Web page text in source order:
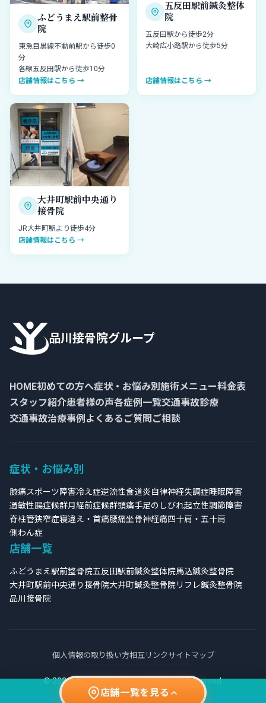
ふどうまえ駅前整骨
院
東急目黒線不動前駅から徒歩0
分
各線五反田駅から徒歩10分
店舗情報はこちら →
五反田駅前鍼灸整体
院
五反田駅から徒歩2分
大崎広小路駅から徒歩5分
店舗情報はこちら →
大井町駅前中央通り
接骨院
JR大井町駅より徒歩4分
店舗情報はこちら →
品川接骨院グループ
HOME初めての方へ症状・お悩み別 施術メニュー料金表
スタッフ紹介患者様の声各症例一覧交通事故診療
交通事故治療事例 よくあるご質問 ご相談
症状・お悩み別
膝痛スポーツ障害冷え症逆流性食道炎自律神経失調症睡眠障害
過敏性腸症候群月経前症候群頭痛手足のしびれ起立性調節障害
脊柱管狭窄症寝違え・首痛腰痛坐骨神経痛四十肩・五十肩
側わん症
店舗一覧
ふどうまえ駅前整骨院五反田駅前鍼灸整体院馬込鍼灸整骨院
大井町駅前中央通り接骨院大井町鍼灸整骨院リフレ鍼灸整骨院
品川接骨院
個人情報の取り扱い方相互リンクサイトマップ
© 2026 品川接骨院グループ All Rights Reserved.
店舗一覧を見る